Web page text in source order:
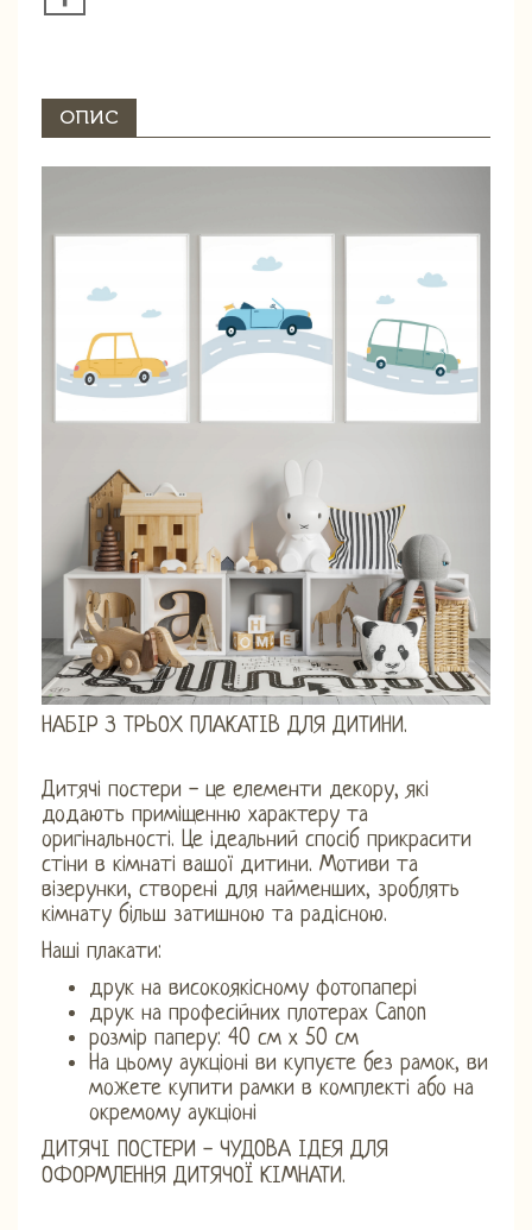
ОПИС
НАБІР З ТРЬОХ ПЛАКАТІВ ДЛЯ ДИТИНИ.
Дитячі постери - це елементи декору, які
додають приміщенню характеру та
оригінальності. Це ідеальний спосіб прикрасити
стіни в кімнаті вашої дитини. Мотиви та
візерунки, створені для найменших, зроблять
кімнату більш затишною та радісною.
Наші плакати:
друк на високоякісному фотопапері
друк на професійних плотерах Canon
розмір паперу: 40 см х 50 см
На цьому аукціоні ви купуєте без рамок, ви
можете купити рамки в комплекті або на
окремому аукціоні
ДИТЯЧІ ПОСТЕРИ - ЧУДОВА ІДЕЯ ДЛЯ
ОФОРМЛЕННЯ ДИТЯЧОЇ КІМНАТИ.